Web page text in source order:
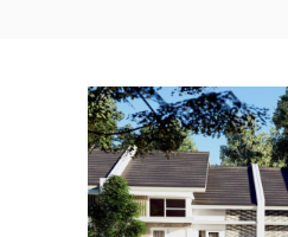
Desain Cluster
Cibinong Bogor
DESAIN RUMAH TERBAIK